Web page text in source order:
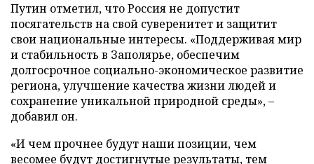
Путин отметил, что Россия не допустит
посягательств на свой суверенитет и защитит
свои национальные интересы. «Поддерживая мир
и стабильность в Заполярье, обеспечим
долгосрочное социально-экономическое развитие
региона, улучшение качества жизни людей и
сохранение уникальной природной среды», –
добавил он.
«И чем прочнее будут наши позиции, чем
весомее будут достигнутые результаты, тем